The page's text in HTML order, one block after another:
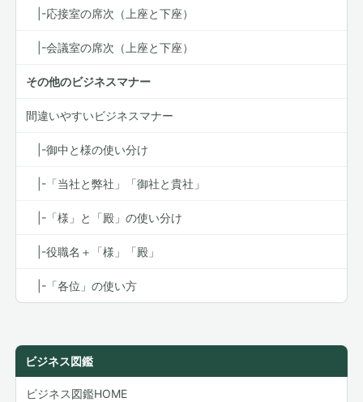
|-応接室の席次（上座と下座）
|-会議室の席次（上座と下座）
その他のビジネスマナー
間違いやすいビジネスマナー
|-御中と様の使い分け
|-「当社と弊社」「御社と貴社」
|-「様」と「殿」の使い分け
|-役職名＋「様」「殿」
|-「各位」の使い方
ビジネス図鑑
ビジネス図鑑HOME